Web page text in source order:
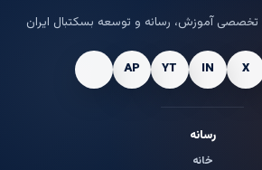
تخصصی آموزش، رسانه و توسعه بسکتبال ایران
رسانه
خانه